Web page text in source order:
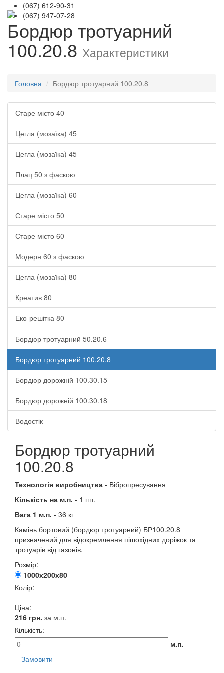
(067) 612-90-31
(067) 947-07-28
Бордюр тротуарний
100.20.8 Характеристики
Головна Бордюр тротуарний 100.20.8
Старе місто 40
Цегла (мозаїка) 45
Цегла (мозаїка) 45
Плац 50 з фаскою
Цегла (мозаїка) 60
Старе місто 50
Старе місто 60
Модерн 60 з фаскою
Цегла (мозаїка) 80
Креатив 80
Еко-решітка 80
Бордюр тротуарний 50.20.6
Бордюр тротуарний 100.20.8
Бордюр дорожній 100.30.15
Бордюр дорожній 100.30.18
Водостік
Бордюр тротуарний
100.20.8
Технологія виробництва - Вібропресування
Кількість на м.п. - 1 шт.
Вага 1 м.п. - 36 кг
Камінь бортовий (бордюр тротуарний) БР100.20.8
призначений для відокремлення пішохідних доріжок та
тротуарів від газонів.
Розмір:
1000х200х80
Колір:
Ціна:
216 грн. за м.п.
Кількість:
м.п.
Замовити